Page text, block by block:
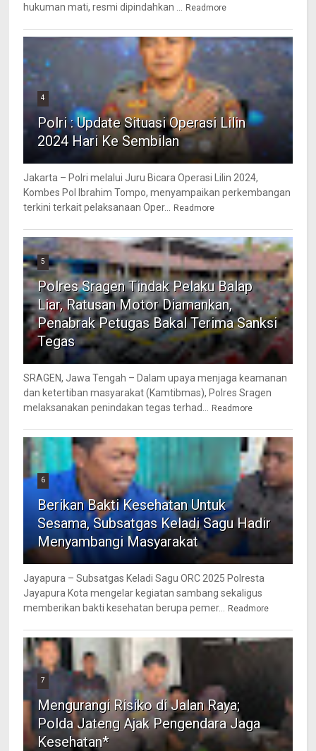
hukuman mati, resmi dipindahkan ...
Readmore
4
Polri : Update Situasi Operasi Lilin
2024 Hari Ke Sembilan
Jakarta – Polri melalui Juru Bicara Operasi Lilin 2024,
Kombes Pol Ibrahim Tompo, menyampaikan perkembangan
terkini terkait pelaksanaan Oper...
Readmore
5
Polres Sragen Tindak Pelaku Balap
Liar, Ratusan Motor Diamankan,
Penabrak Petugas Bakal Terima Sanksi
Tegas
SRAGEN, Jawa Tengah – Dalam upaya menjaga keamanan
dan ketertiban masyarakat (Kamtibmas), Polres Sragen
melaksanakan penindakan tegas terhad...
Readmore
6
Berikan Bakti Kesehatan Untuk
Sesama, Subsatgas Keladi Sagu Hadir
Menyambangi Masyarakat
Jayapura – Subsatgas Keladi Sagu ORC 2025 Polresta
Jayapura Kota mengelar kegiatan sambang sekaligus
memberikan bakti kesehatan berupa pemer...
Readmore
7
Mengurangi Risiko di Jalan Raya;
Polda Jateng Ajak Pengendara Jaga
Kesehatan*